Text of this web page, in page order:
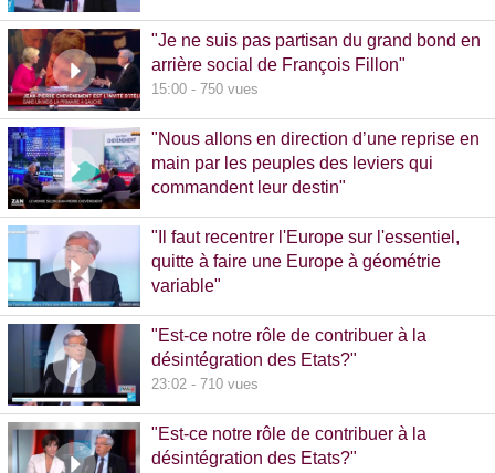
"Je ne suis pas partisan du grand bond en
arrière social de François Fillon"
15:00 - 750 vues
"Nous allons en direction d’une reprise en
main par les peuples des leviers qui
commandent leur destin"
"Il faut recentrer l'Europe sur l'essentiel,
quitte à faire une Europe à géométrie
variable"
"Est-ce notre rôle de contribuer à la
désintégration des Etats?"
23:02 - 710 vues
"Est-ce notre rôle de contribuer à la
désintégration des Etats?"